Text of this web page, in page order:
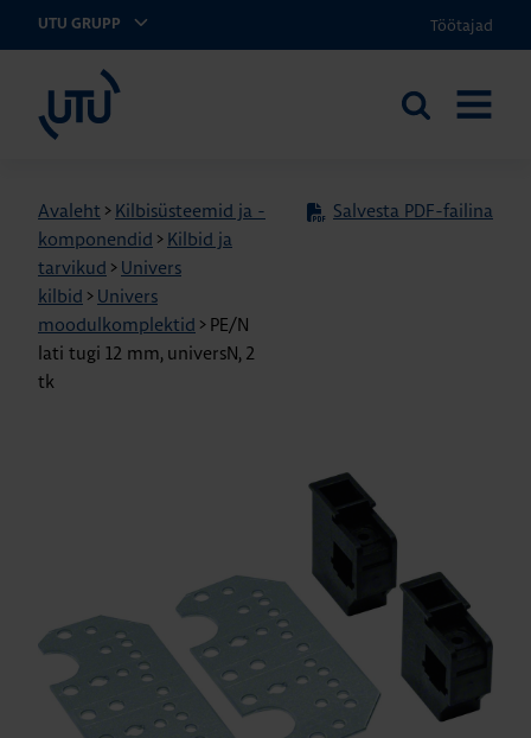
UTU GRUPP Töötajad
Otsi
Avaleht > Kilbisüsteemid ja -
komponendid > Kilbid ja
tarvikud > Univers
kilbid > Univers
moodulkomplektid > PE/N
lati tugi 12 mm, universN, 2
tk
Salvesta PDF-failina